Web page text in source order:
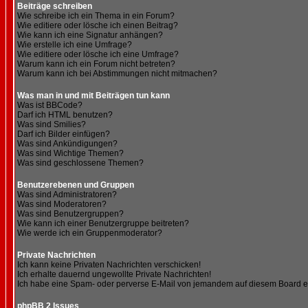
Beiträge schreiben
Wie schreibe ich ein Thema in ein Forum?
Wie editiere oder lösche ich einen Beitrag?
Wie kann ich eine Signatur anhängen?
Wie erstelle ich eine Umfrage?
Wie editiere oder lösche ich eine Umfrage?
Warum kann ich ein Forum nicht betreten?
Warum kann ich bei Abstimmungen nicht mitmachen?
Was man in und mit Beiträgen tun kann
Was ist BBCode?
Darf ich HTML benutzen?
Was sind Smilies?
Darf ich Bilder einfügen?
Was sind Ankündigungen?
Was sind Wichtige Themen?
Was sind geschlossene Themen?
Benutzerebenen und Gruppen
Was sind Administratoren?
Was sind Moderatoren?
Was sind Benutzergruppen?
Wie kann ich einer Benutzergruppe beitreten?
Wie werde ich ein Gruppenmoderator?
Private Nachrichten
Ich kann keine Privaten Nachrichten verschicken!
Ich erhalte dauernd ungewollte Private Nachrichten!
Ich habe eine Spam- oder perverse E-Mail von jemandem auf diesem Board
phpBB 2 Issues